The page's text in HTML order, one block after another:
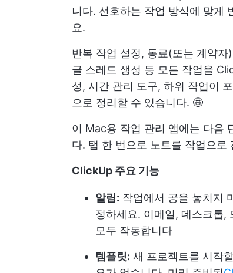
니다. 선호하는 작업 방식에 맞게
요.
반복 작업 설정, 동료(또는 계약
글 스레드 생성 등 모든 작업을
성, 시간 관리 도구, 하위 작업이
으로 정리할 수 있습니다. 🤩
이 Mac용 작업 관리 앱에는 다음
다. 탭 한 번으로 노트를 작업으
ClickUp 주요 기능
알림: 작업에서 공을 놓치지
정하세요. 이메일, 데스크톱,
모두 작동합니다
템플릿: 새 프로젝트를 시작